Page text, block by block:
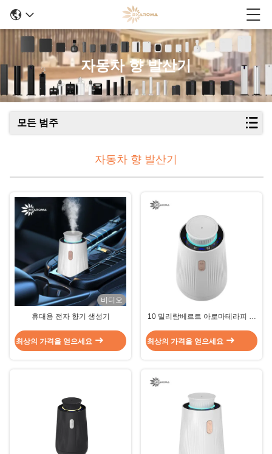
자동차 향 발산기
모든 범주
자동차 향 발산기
비디오
휴대용 전자 향기 생성기
최상의 가격을 얻으세요
10 밀리람베르트 아로마테라피 자
백색
최상의 가격을 얻으세요